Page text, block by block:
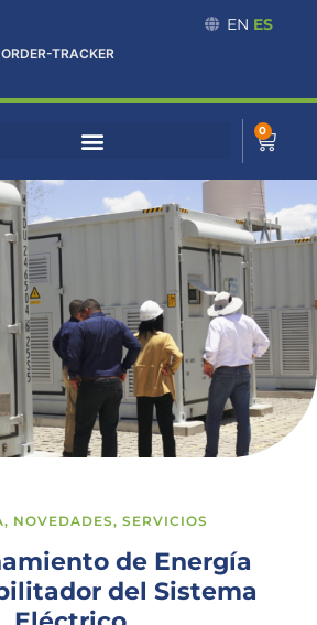
ORDER-TRACKER
EN ES
0
Cart
, NOVEDADES, SERVICIOS
de Energía
del Sistema